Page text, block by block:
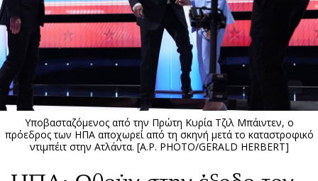
Κύπρος
Παιδεία
Υγεία
Πολιτική
Βουλευτικές 2026
Εκλογές 2024
Προεδρικές 2023
Δημοσκοπήσεις
Διπλωματία
Απόψεις
Αρθρογραφία
The Hill
Υγεία
Αγγελίες
Ενοικιάζονται
Πωλούνται
Ζητούν εργασία
Θέσεις εργασίας
Υποβασταζόμενος από την Πρώτη Κυρία Τζιλ Μπάιντεν, ο
πρόεδρος των ΗΠΑ αποχωρεί από τη σκηνή μετά το καταστροφικό
ντιμπέιτ στην Ατλάντα. [A.P. PHOTO/GERALD HERBERT]